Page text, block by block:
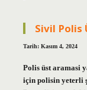
Sivil Polis
Tarih: Kasım 4, 2024
Polis üst aramasi
için polisin yeterli